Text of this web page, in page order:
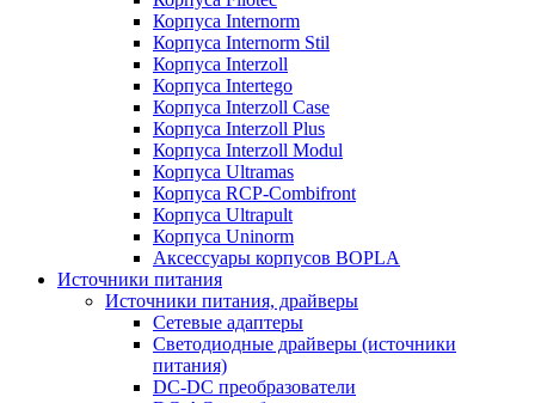
Корпуса Internorm
Корпуса Internorm Stil
Корпуса Interzoll
Корпуса Intertego
Корпуса Interzoll Case
Корпуса Interzoll Plus
Корпуса Interzoll Modul
Корпуса Ultramas
Корпуса RCP-Combifront
Корпуса Ultrapult
Корпуса Uninorm
Аксессуары корпусов BOPLA
Источники питания
Источники питания, драйверы
Сетевые адаптеры
Светодиодные драйверы (источники
питания)
DC-DC преобразователи